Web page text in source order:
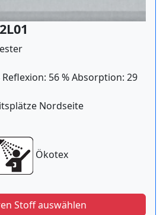
56 % Absorption: 29
Nordseite
Ökotex
Stoff auswählen